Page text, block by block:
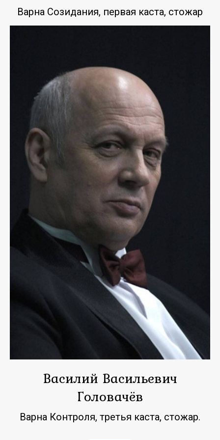
Варна Созидания, первая каста, стожар
Василий Васильевич
Головачёв
Варна Контроля, третья каста, стожар.